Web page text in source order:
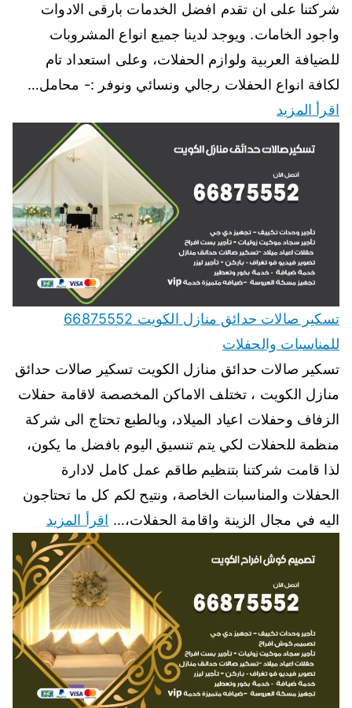
شركتنا على ان تقدم افضل الخدمات بارقى الادوات
واجود الخامات. ويوجد لدينا جميع انواع المشروبات
للضيافة العربية ولوازم الحفلات، وعلى استعداد تام
لكافة انواع الحفلات رجالي ونسائي ونوفر :- محامل…
اقرأ المزيد
تسكير صالات حدائق منازل الكويت 66875552
للمناسبات والحفلات
تسكير صالات حدائق منازل الكويت تسكير صالات حدائق
منازل الكويت ، تختلف الاماكن المخصصة لاقامة حفلات
الزفاف وحفلات اعياد الميلاد، وبالطبع تحتاج الى شركة
منظمة للحفلات لكي يتم تنسيق اليوم بافضل ما يكون،
لذا قامت شركتنا بتنظيم طاقم عمل كامل لادارة
الحفلات والمناسبات الخاصة، ونتيح لكم كل ما تحتاجون
اليه في مجال الزينة واقامة الحفلات،… اقرأ المزيد